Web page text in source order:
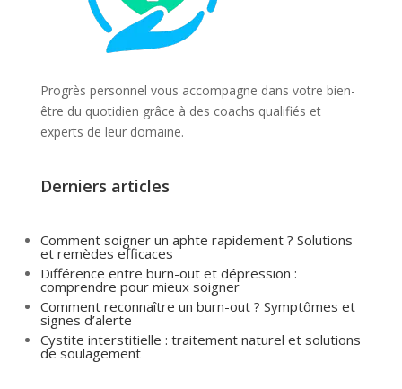
Progrès personnel vous accompagne dans votre bien-
être du quotidien grâce à des coachs qualifiés et
experts de leur domaine.
Derniers articles
Comment soigner un aphte rapidement ? Solutions
et remèdes efficaces
Différence entre burn-out et dépression :
comprendre pour mieux soigner
Comment reconnaître un burn-out ? Symptômes et
signes d’alerte
Cystite interstitielle : traitement naturel et solutions
de soulagement